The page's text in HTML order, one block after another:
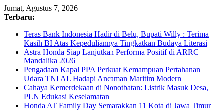
Jumat, Agustus 7, 2026
Terbaru:
Teras Bank Indonesia Hadir di Belu, Bupati Willy : Terima
Kasih BI Atas Kepeduliannya Tingkatkan Budaya Literasi
Astra Honda Siap Lanjutkan Performa Positif di ARRC
Mandalika 2026
Pengadaan Kapal PPA Perkuat Kemampuan Pertahanan
Udara TNI AL Hadapi Ancaman Maritim Modern
Cahaya Kemerdekaan di Nonotbatan: Listrik Masuk Desa,
PLN Edukasi Keselamatan
Honda AT Family Day Semarakkan 11 Kota di Jawa Timur